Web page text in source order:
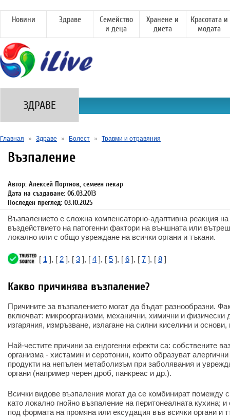
Новини Здраве
Семейство
и деца
Хранене и
диета
Красотата и
модата
ЗДРАВЕ
Главная » Здраве » Болест » Травми и отравяния
Възпаление
Автор: Алексей Портнов, семеен лекар
Дата на създаване: 06.03.2013
Последен преглед: 03.10.2025
Възпалението е сложна компенсаторно-адаптивна реакция
въздействието на патогенни фактори на външната или
локално или с общо увреждане на всички органи и тъкани.
[ 1 ], [ 2 ], [ 3 ], [ 4 ], [ 5 ], [ 6 ], [ 7 ], [ 8 ]
Какво причинява възпаление?
Причините за възпалението могат да бъдат разнообразни.
включват: микроорганизми, механични, химични и физически
изгаряния, измръзване, излагане на силни киселини и
Най-честите причини за ендогенни ефекти са: собствените
организма - хистамин и серотонин, които образуват
продукти на непълен метаболизъм при заболявания и
органи (например черен дроб, панкреас и др.).
Всички видове възпаления могат да се комбинират помежду
като локално гнойно възпаление на перитонеалната кухина;
под формата на промяна или ексудация във всички органи и